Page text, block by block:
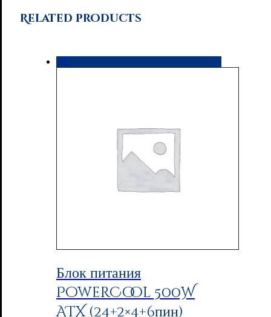
Related products
Блок питания
PowerCool 500W
ATX (24+2×4+6пин)